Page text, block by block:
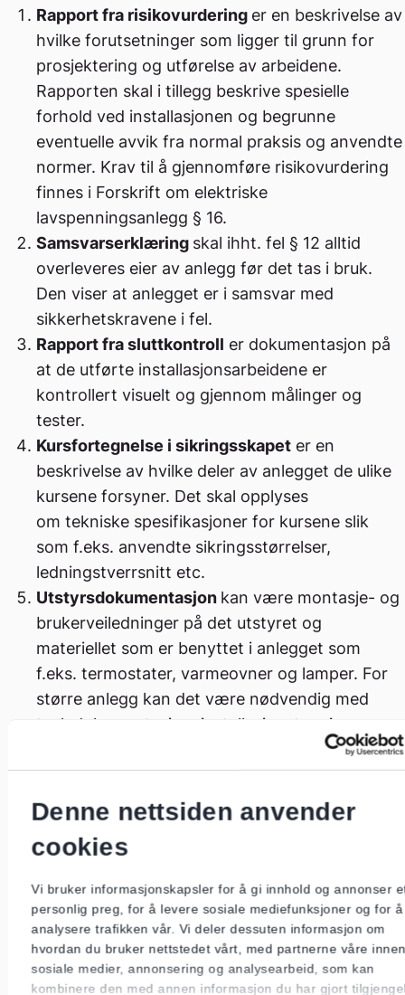
Denne nettsiden anvender
cookies
Vi bruker informasjonskapsler for å gi innhold og annonser
personlig preg, for å levere sosiale mediefunksjoner og for å
analysere trafikken vår. Vi deler dessuten informasjon om
hvordan du bruker nettstedet vårt, med partnerne våre innen
sosiale medier, annonsering og analysearbeid, som kan
kombinere den med annen informasjon du har gjort
Rapport fra risikovurdering er en beskrivelse av
hvilke forutsetninger som ligger til grunn for
prosjektering og utførelse av arbeidene.
Rapporten skal i tillegg beskrive spesielle
forhold ved installasjonen og begrunne
eventuelle avvik fra normal praksis og anvendte
normer. Krav til å gjennomføre risikovurdering
finnes i Forskrift om elektriske
lavspenningsanlegg § 16.
Samsvarserklæring skal ihht. fel § 12 alltid
overleveres eier av anlegg før det tas i bruk.
Den viser at anlegget er i samsvar med
sikkerhetskravene i fel.
Rapport fra sluttkontroll er dokumentasjon på
at de utførte installasjonsarbeidene er
kontrollert visuelt og gjennom målinger og
tester.
Kursfortegnelse i sikringsskapet er en
beskrivelse av hvilke deler av anlegget de ulike
kursene forsyner. Det skal opplyses
om tekniske spesifikasjoner for kursene slik
som f.eks. anvendte sikringsstørrelser,
ledningstverrsnitt etc.
Utstyrsdokumentasjon kan være montasje- og
brukerveiledninger på det utstyret og
materiellet som er benyttet i anlegget som
f.eks. termostater, varmeovner og lamper. For
større anlegg kan det være nødvendig med
tavledokumentasjon, installasjonstegninger,
dokumentasjon på jordingsanlegg etc.
Dokumentasjon på skjulte
oppvarmingssystemer
inkluderer
varmekabler og varmefolie.
Dokumentasjonen skal inneholde
varmelementene, plassering av disse og
en brukerveiledning for
oppvarmingssystemet.
Dokumentasjon på lavvolt innfelt